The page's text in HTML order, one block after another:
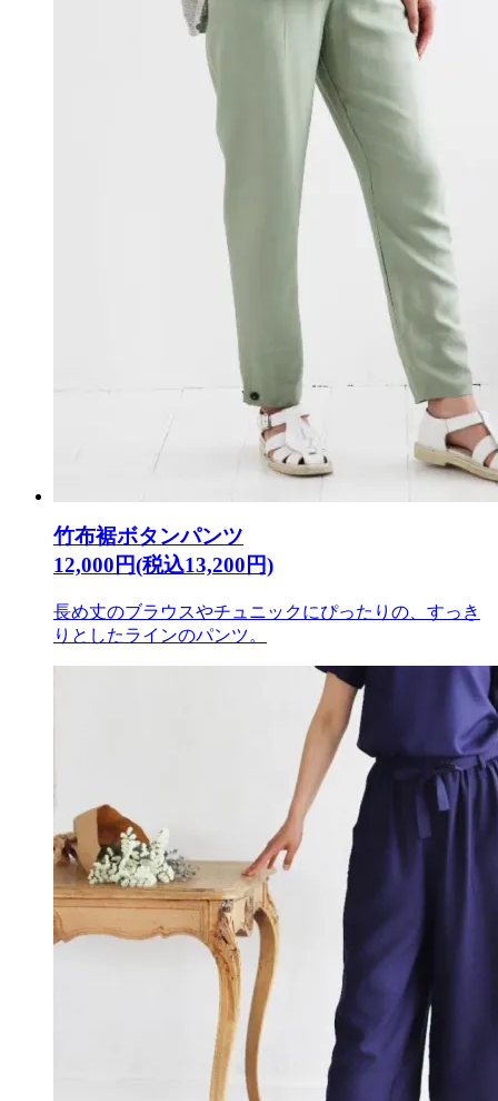
竹布裾ボタンパンツ
12,000円(税込13,200円)
長め丈のブラウスやチュニックにぴったりの、すっき
りとしたラインのパンツ。